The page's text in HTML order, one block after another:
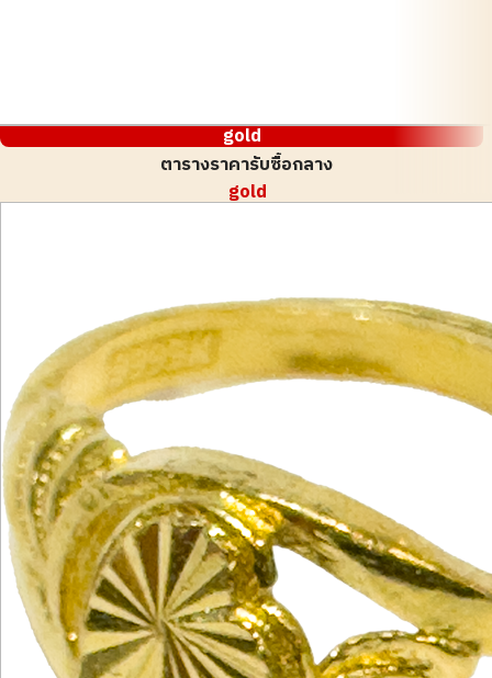
gold
ตารางราคารับซื้อกลาง
gold